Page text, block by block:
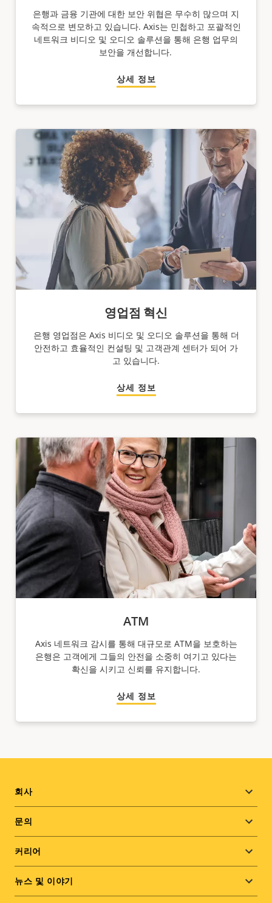
은행과 금융 기관에 대한 보안 위협은 무수히 많으며 지
속적으로 변모하고 있습니다. Axis는 민첩하고 포괄적인
네트워크 비디오 및 오디오 솔루션을 통해 은행 업무의
보안을 개선합니다.
상세 정보
영업점 혁신
은행 영업점은 Axis 비디오 및 오디오 솔루션을 통해 더
안전하고 효율적인 컨설팅 및 고객관계 센터가 되어 가
고 있습니다.
상세 정보
ATM
Axis 네트워크 감시를 통해 대규모로 ATM을 보호하는
은행은 고객에게 그들의 안전을 소중히 여기고 있다는
확신을 시키고 신뢰를 유지합니다.
상세 정보
Footer
menu
회사
문의
커리어
뉴스 및 이야기